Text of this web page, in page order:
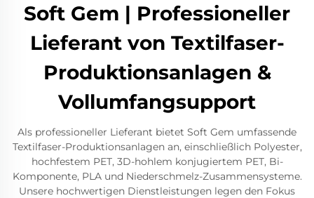
Soft Gem | Professioneller
Lieferant von Textilfaser-
Produktionsanlagen &
Vollumfangsupport
Als professioneller Lieferant bietet Soft Gem umfassende
Textilfaser-Produktionsanlagen an, einschließlich Polyester,
hochfestem PET, 3D-hohlem konjugiertem PET, Bi-
Komponente, PLA und Niederschmelz-Zusammensysteme.
Unsere hochwertigen Dienstleistungen legen den Fokus